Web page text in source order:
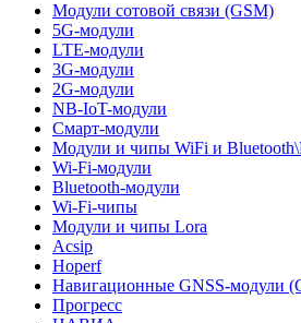
Модули сотовой связи (GSM)
5G-модули
LTE-модули
3G-модули
2G-модули
NB-IoT-модули
Смарт-модули
Модули и чипы WiFi и
Wi-Fi-модули
Bluetooth-модули
Wi-Fi-чипы
Модули и чипы Lora
Acsip
Hoperf
Навигационные GNSS-модули
Прогресс